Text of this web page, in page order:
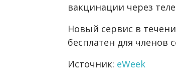
вакцинации через
Новый сервис в
бесплатен для членов
Источник: eWeek